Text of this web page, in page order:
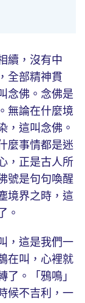
續，沒有中
全部精神貫
念佛。念佛是
無論在什麼境
，這叫念佛。
麼事情都是迷
，正是古人所
號是句句喚醒
境界之時，這
。
，這是我們一
在叫，心裡就
。「鴉鳴」
候不吉利，一